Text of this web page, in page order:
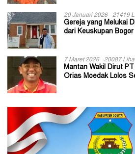
20 Januari 2026 21419
Gereja yang Melukai
dari Keuskupan Bogor
7 Maret 2026 20087
Mantan Wakil Dirut
Orias Moedak Lolos